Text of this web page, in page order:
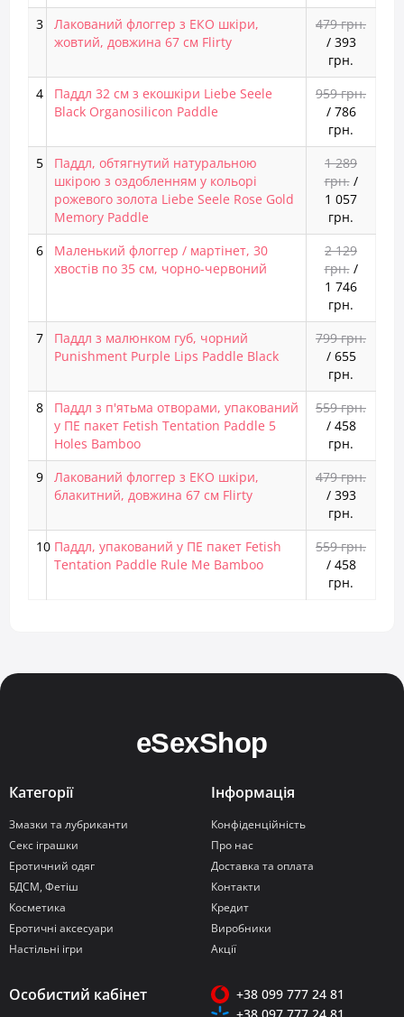
3
Лакований флоггер з ЕКО шкіри,
жовтий, довжина 67 см Flirty
479 грн.
/ 393
грн.
4
Паддл 32 см з екошкіри Liebe Seele
Black Organosilicon Paddle
959 грн.
/ 786
грн.
5
Паддл, обтягнутий натуральною
шкірою з оздобленням у кольорі
рожевого золота Liebe Seele Rose Gold
Memory Paddle
1 289
грн./
1 057
грн.
6
Маленький флоггер / мартінет, 30
хвостів по 35 см, чорно-червоний
2 129
грн./
1 746
грн.
7
Паддл з малюнком губ, чорний
Punishment Purple Lips Paddle Black
799 грн.
/ 655
грн.
8
Паддл з п'ятьма отворами, упакований
у ПЕ пакет Fetish Tentation Paddle 5
Holes Bamboo
559 грн.
/ 458
грн.
9
Лакований флоггер з ЕКО шкіри,
блакитний, довжина 67 см Flirty
479 грн.
/ 393
грн.
10 Паддл, упакований у ПЕ пакет Fetish
Tentation Paddle Rule Me Bamboo
559 грн.
/ 458
грн.
Категорії
Змазки та лубриканти
Секс іграшки
Еротичний одяг
БДСМ, Фетіш
Косметика
Еротичні аксесуари
Настільні ігри
Інформація
Конфіденційність
Про нас
Доставка та оплата
Контакти
Кредит
Виробники
Акції
Особистий кабінет
+38 099 777 24 81